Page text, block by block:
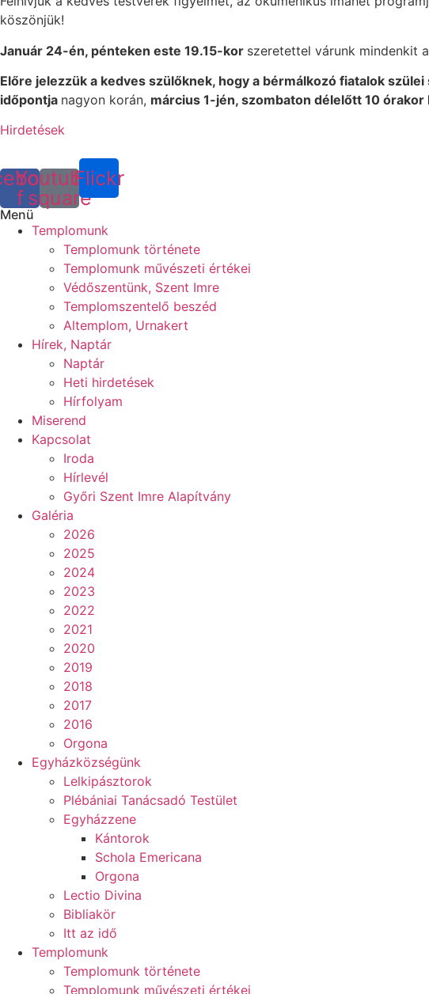
köszönjük!
Január 24-én, pénteken este 19.15-kor szeretettel várunk mindenkit
Előre jelezzük a kedves szülőknek, hogy a bérmálkozó fiatalok
időpontja nagyon korán, március 1-jén, szombaton délelőtt 10
Hirdetések
f
Youtube-
square
Flickr
Menü
Templomunk
Templomunk története
Templomunk művészeti értékei
Védőszentünk, Szent Imre
Templomszentelő beszéd
Altemplom, Urnakert
Hírek, Naptár
Naptár
Heti hirdetések
Hírfolyam
Miserend
Kapcsolat
Iroda
Hírlevél
Győri Szent Imre Alapítvány
Galéria
2026
2025
2024
2023
2022
2021
2020
2019
2018
2017
2016
Orgona
Egyházközségünk
Lelkipásztorok
Plébániai Tanácsadó Testület
Egyházzene
Kántorok
Schola Emericana
Orgona
Lectio Divina
Bibliakör
Itt az idő
Templomunk
Templomunk története
Templomunk művészeti értékei